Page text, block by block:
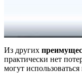
Из других
практически нет
могут